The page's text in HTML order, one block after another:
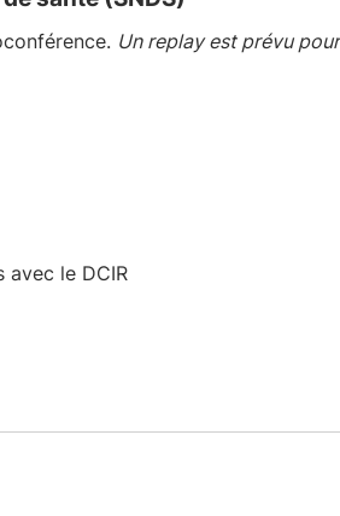
Un replay est prévu
le DCIR